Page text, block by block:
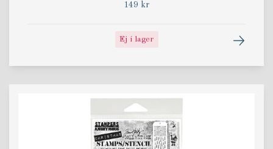
149 kr
Ej i lager